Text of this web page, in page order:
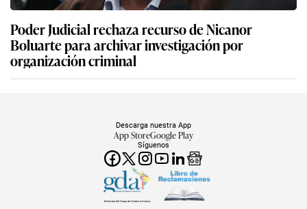
Poder Judicial rechaza recurso de Nicanor
Boluarte para archivar investigación por
organización criminal
Síguenos
Descarga nuestra App
App StoreGoogle Play
Miembro del Grupo de Diarios América